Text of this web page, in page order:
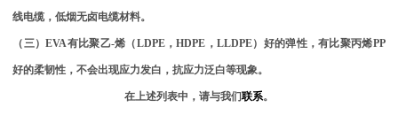
线电缆，低烟无卤电缆材料。
（三）EVA有比聚乙-烯（LDPE，HDPE ， LLDPE）好的弹性，有比聚丙烯PP
好的柔韧性，不会出现应力发白，抗应力泛白等现象。
在上述列表中，请与我们联系。